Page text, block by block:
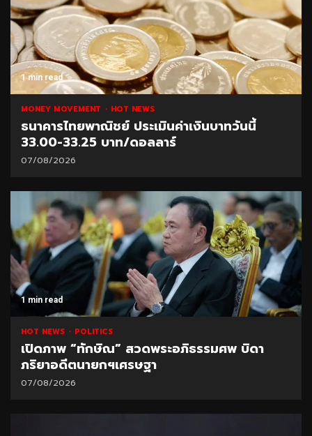
1 min read
MONEY MOVEMENT HOT NEWS
ธนาคารไทยพาณิชย์ ประเมินค่าเงินบาทวันนี้
33.00-33.25 บาท/ดอลลาร์
07/08/2026
1 min read
HOT NEWS POLITICS
เปิดภาพ “ทักษิณ” สวดพระอภิธรรมศพ บิดา
ภริยาอดีตนายกฯเศรษฐา
07/08/2026